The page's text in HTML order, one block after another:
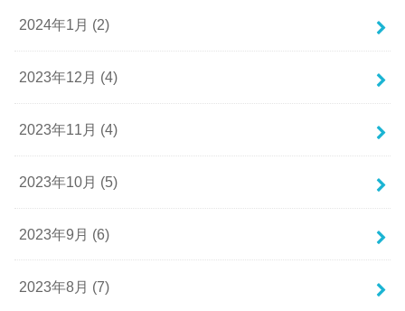
2024年1月 (2)
2023年12月 (4)
2023年11月 (4)
2023年10月 (5)
2023年9月 (6)
2023年8月 (7)